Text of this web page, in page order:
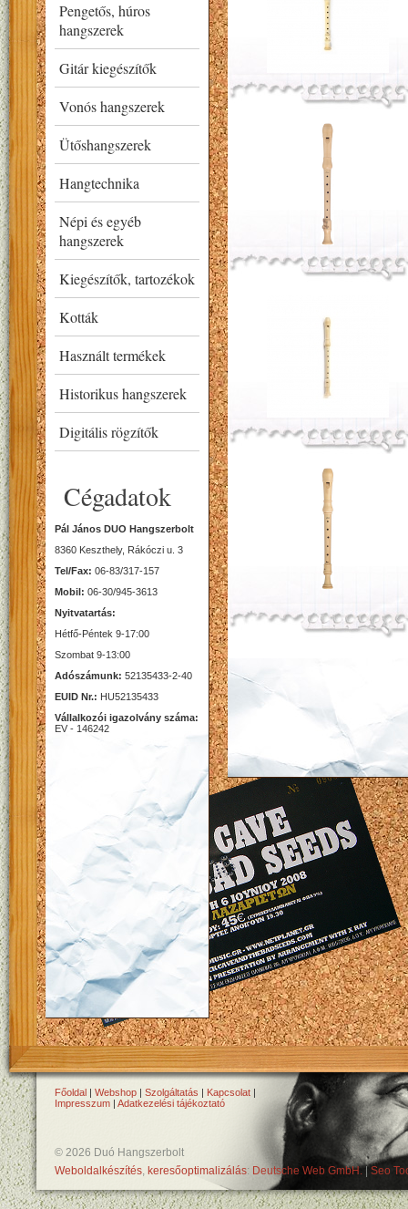
Pengetős, húros
hangszerek
Gitár kiegészítők
Vonós hangszerek
Ütőshangszerek
Hangtechnika
Népi és egyéb
hangszerek
Kiegészítők, tartozékok
Kották
Használt termékek
Historikus hangszerek
Digitális rögzítők
Cégadatok
Pál János DUO Hangszerbolt
8360 Keszthely, Rákóczi u. 3
Tel/Fax: 06-83/317-157
Mobil: 06-30/945-3613
Nyitvatartás:
Hétfő-Péntek 9-17:00
Szombat 9-13:00
Adószámunk: 52135433-2-40
EUID Nr.: HU52135433
Vállalkozói igazolvány száma:
EV - 146242
Főoldal | Webshop | Szolgáltatás | Kapcsolat |
Impresszum | Adatkezelési tájékoztató
© 2026 Duó Hangszerbolt
Weboldalkészítés, keresőoptimalizálás: Deutsche Web GmbH. Seo